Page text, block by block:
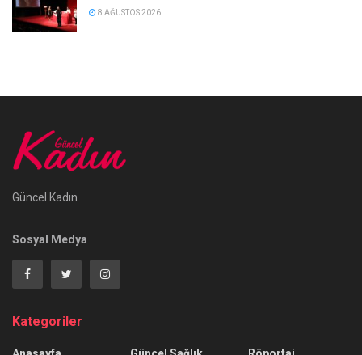
8 AĞUSTOS 2026
Güncel Kadın
Sosyal Medya
Kategoriler